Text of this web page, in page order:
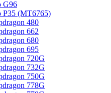
G96
P35 (MT6765)
480
662
680
695
720G
732G
750G
778G